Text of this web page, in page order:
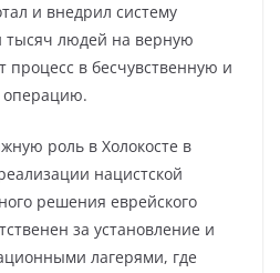
и внедрил систему
тысяч людей на верную
процесс в бесчувственную и
операцию.
роль в Холокосте в
нацистской
решения еврейского
за установление и
лагерями, где